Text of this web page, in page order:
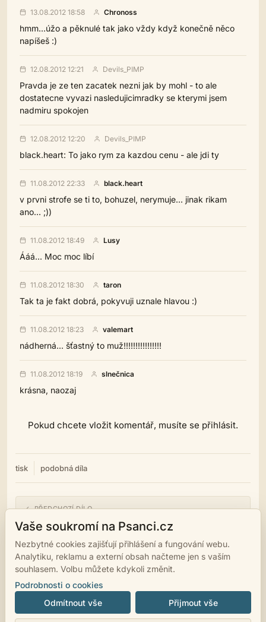
13.08.2012 18:58 Chronoss
hmm...úžo a pěknulé tak jako vždy když konečně něco
napíšeš :)
12.08.2012 12:21 Devils_PIMP
Pravda je ze ten zacatek nezni jak by mohl - to ale
dostatecne vyvazi nasledujicimradky se kterymi jsem
nadmiru spokojen
12.08.2012 12:20 Devils_PIMP
black.heart: To jako rym za kazdou cenu - ale jdi ty
11.08.2012 22:33 black.heart
v prvni strofe se ti to, bohuzel, nerymuje... jinak rikam
ano... ;))
11.08.2012 18:49 Lusy
Ááá... Moc moc líbí
11.08.2012 18:30 taron
Tak ta je fakt dobrá, pokyvuji uznale hlavou :)
11.08.2012 18:23 valemart
nádherná... šťastný to muž!!!!!!!!!!!!!!!!
11.08.2012 18:19 slnečnica
krásna, naozaj
Pokud chcete vložit komentář, musíte se přihlásit.
tisk podobná díla
← PŘEDCHOZÍ DÍLO
Morieta
NÁSLEDUJÍCÍ DÍLO →
Vaše soukromí na Psanci.cz
Nezbytné cookies zajišťují přihlášení a fungování webu.
Analytiku, reklamu a externí obsah načteme jen s vaším
souhlasem. Volbu můžete kdykoli změnit.
Podrobnosti o cookies
Odmítnout vše
Přijmout vše